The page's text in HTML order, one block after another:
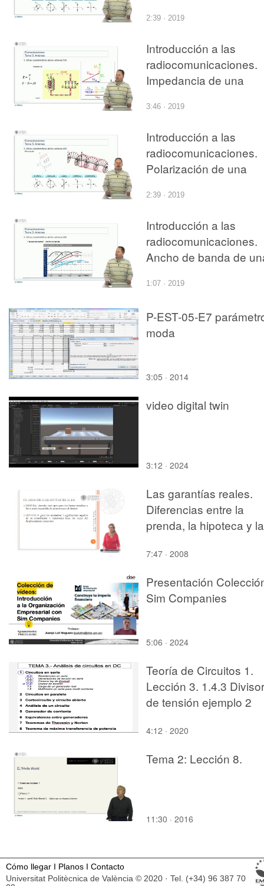
2:39 · 2019
Introducción a las
radiocomunicaciones.
Impedancia de una
3:46 · 2019
Introducción a las
radiocomunicaciones.
Polarización de una
2:39 · 2019
Introducción a las
radiocomunicaciones.
Ancho de banda de
1:07 · 2019
P-EST-05-E7
moda
3:05 · 2014
video digital twin
3:12 · 2024
Las garantías reales.
Diferencias entre la
prenda, la hipoteca y la
7:47 · 2008
Presentación
Sim Companies
5:06 · 2024
Teoría de Circuitos 1.
Lección 3. 1.4.3 Divisor
de tensión ejemplo 2
4:12 · 2020
Tema 2: Lección 8.
11:30 · 2016
Cómo llegar I Planos I Contacto
Universitat Politècnica de València © 2020 · Tel. (+34) 96 387 70